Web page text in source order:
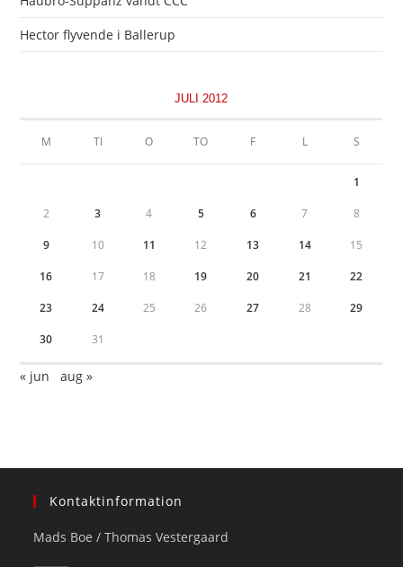
Hector flyvende i Ballerup
JULI 2012
M TI O TO F L S
1
2 3 4 5 6 7 8
9 10 11 12 13 14 15
16 17 18 19 20 21 22
23 24 25 26 27 28 29
30 31
« jun aug »
Kontaktinformation
Mads Boe / Thomas Vestergaard